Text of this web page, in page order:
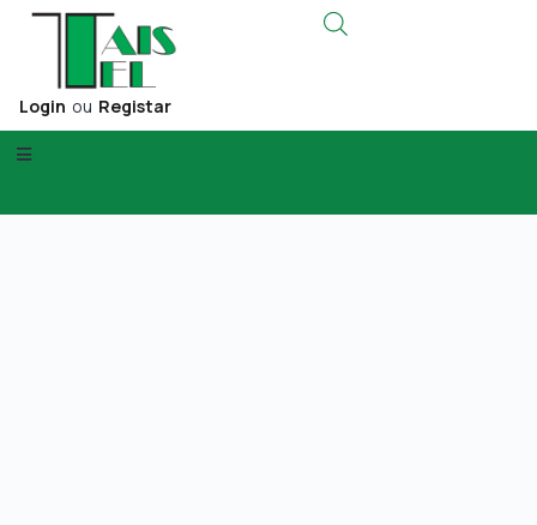
Login ou Registar